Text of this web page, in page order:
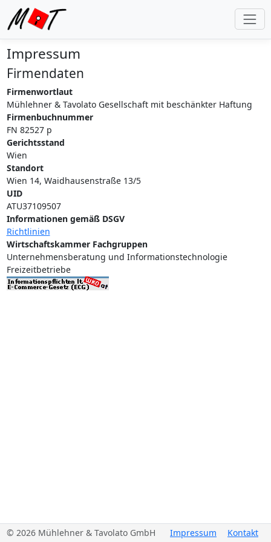
Impressum
Firmendaten
Firmenwortlaut
Mühlehner & Tavolato Gesellschaft mit beschänkter Haftung
Firmenbuchnummer
FN 82527 p
Gerichtsstand
Wien
Standort
Wien 14, Waidhausenstraße 13/5
UID
ATU37109507
Informationen gemäß DSGV
Richtlinien
Wirtschaftskammer Fachgruppen
Unternehmensberatung und Informationstechnologie
Freizeitbetriebe
© 2026 Mühlehner & Tavolato GmbH Impressum Kontakt